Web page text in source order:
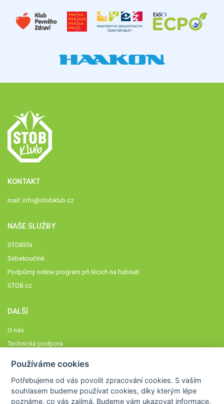
KONTAKT
mail: info@stobklub.cz
NAŠE SLUŽBY
STOBlife
Sebekoučink
Podpůrný online program při lécích na hubnutí
STOB.cz
DALŠÍ
O nás
Technická podpora
Členové STOBklubu
Zásady nakládání s osobními údaji
Používáme cookies
Potřebujeme od vás povolit zpracování cookies. S vaším
souhlasem budeme používat cookies, díky kterým lépe
poznáme,co vás zajímá. Budeme vám ukazovat informace,